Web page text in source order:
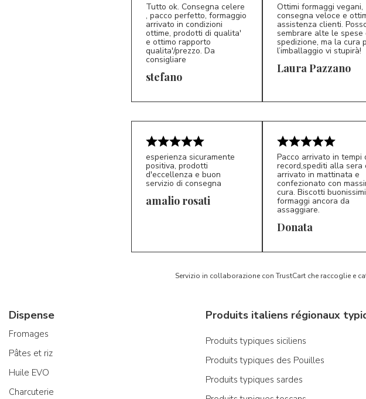
S*
Tutto ok. Consegna celere
, pacco perfetto, formaggio
arrivato in condizioni
ottime, prodotti di qualita'
e ottimo rapporto
qualita'/prezzo. Da
consigliare
stefano LP 5/5
Ottimi formaggi vegani,
consegna veloce e
assistenza clienti.
sembrare alte le spese
spedizione, ma la cura
l’imballaggio vi stupirà!
Laura Pazzano
esperienza sicuramente
positiva, prodotti
d'eccellenza e buon
servizio di consegna
amalio rosati
D*
Pacco arrivato in tempi
record,spediti alla sera
arrivato in mattinata e
confezionato con
cura. Biscotti buonissimi
formaggi ancora da
assaggiare.
Donata
Servizio in collaborazione con TrustCart che raccoglie e
Dispense
Fromages
Pâtes et riz
Huile EVO
Charcuterie
Produits typiques siciliens
Produits typiques des Pouilles
Produits typiques sardes